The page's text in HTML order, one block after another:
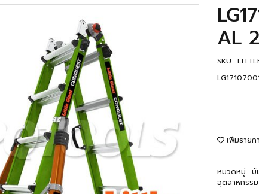
AL
SKU :
เพิ่มรายก
หมวดหมู่ : บั
อุตสาหกรรม